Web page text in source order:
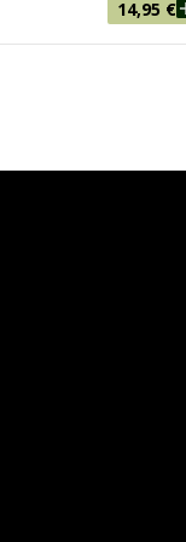
14,95 €